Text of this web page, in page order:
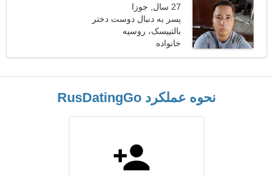
27 سال, جوزا
پسر به دنبال دوست دختر
است 22-30
بالتییسک، روسیه
خانواده
نحوه عملکرد RusDatingGo